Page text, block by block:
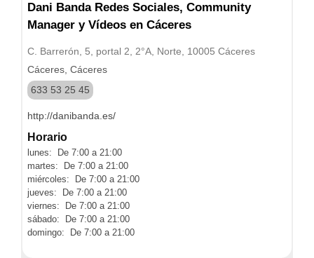
Dani Banda Redes Sociales, Community
Manager y Vídeos en Cáceres
C. Barrerón, 5, portal 2, 2°A, Norte, 10005 Cáceres
Cáceres, Cáceres
633 53 25 45
http://danibanda.es/
Horario
lunes: De 7:00 a 21:00
martes: De 7:00 a 21:00
miércoles: De 7:00 a 21:00
jueves: De 7:00 a 21:00
viernes: De 7:00 a 21:00
sábado: De 7:00 a 21:00
domingo: De 7:00 a 21:00